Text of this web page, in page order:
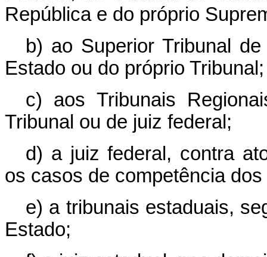
República e do próprio
b) ao Superior Tribunal
Estado ou do próprio Tribunal;
c) aos Tribunais
Tribunal ou de juiz federal;
d) a juiz federal, contra
os casos de competência
e) a tribunais estaduais,
Estado;